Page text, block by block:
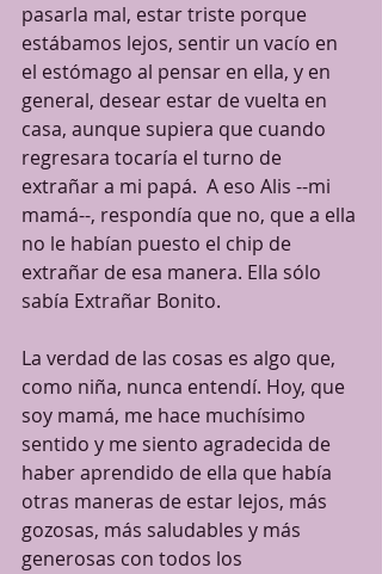
pasarla mal, estar triste porque
estábamos lejos, sentir un vacío en
el estómago al pensar en ella, y en
general, desear estar de vuelta en
casa, aunque supiera que cuando
regresara tocaría el turno de
extrañar a mi papá.  A eso Alis --mi
mamá--, respondía que no, que a ella
no le habían puesto el chip de
extrañar de esa manera. Ella sólo
sabía Extrañar Bonito.
La verdad de las cosas es algo que,
como niña, nunca entendí. Hoy, que
soy mamá, me hace muchísimo
sentido y me siento agradecida de
haber aprendido de ella que había
otras maneras de estar lejos, más
gozosas, más saludables y más
generosas con todos los